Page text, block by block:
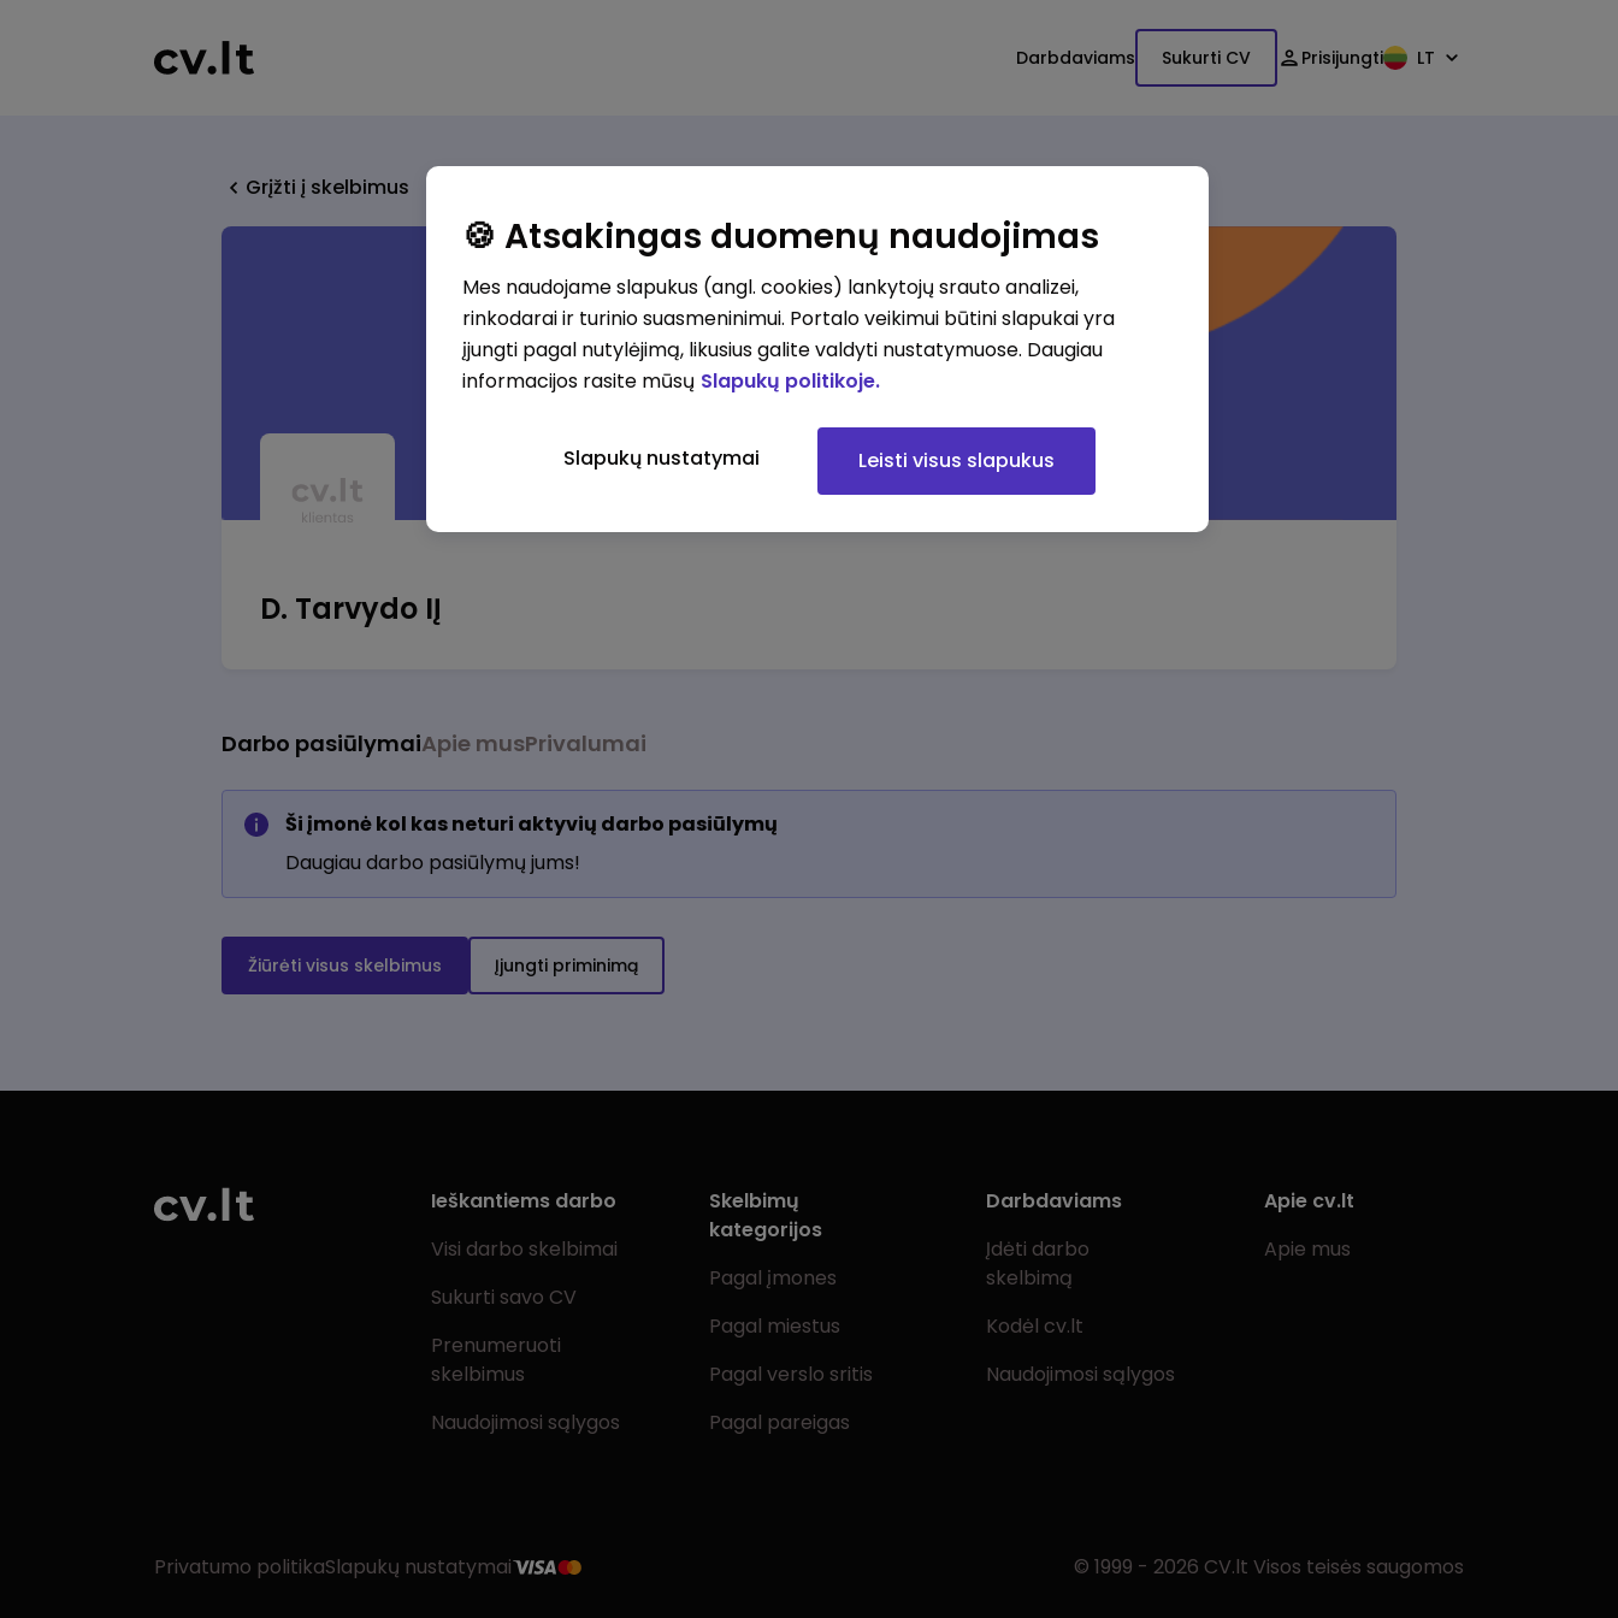
Darbdaviams Sukurti CV Prisijungti LT
Grįžti į skelbimus
D. Tarvydo IĮ
Darbo pasiūlymaiApie musPrivalumai
Ši įmonė kol kas neturi aktyvių darbo pasiūlymų
Daugiau darbo pasiūlymų jums!
Žiūrėti visus skelbimus Įjungti priminimą
Ieškantiems darbo
Visi darbo skelbimai
Sukurti savo CV
Prenumeruoti
skelbimus
Naudojimosi sąlygos
Skelbimų
kategorijos
Pagal įmones
Pagal miestus
Pagal verslo sritis
Pagal pareigas
Darbdaviams
Įdėti darbo
skelbimą
Kodėl cv.lt
Naudojimosi sąlygos
Apie cv.lt
Apie mus
Privatumo politikaSlapukų nustatymai © 1999 - 2026 CV.lt Visos teisės saugomos
🍪 Atsakingas duomenų naudojimas
Mes naudojame slapukus (angl. cookies) lankytojų srauto analizei,
rinkodarai ir turinio suasmeninimui. Portalo veikimui būtini slapukai yra
įjungti pagal nutylėjimą, likusius galite valdyti nustatymuose. Daugiau
informacijos rasite mūsų Slapukų politikoje.
Slapukų nustatymai Leisti visus slapukus